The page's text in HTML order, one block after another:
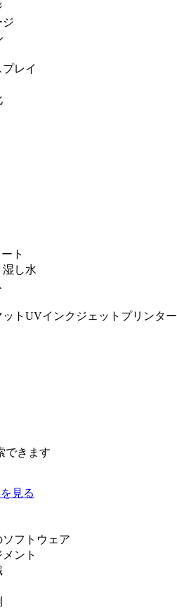
ジ
レイ
ト
湿し水
ットUVインクジェットプリンター
できます
見る
フトウェア
ント